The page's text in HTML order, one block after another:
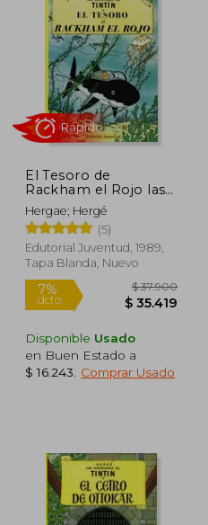
5%
dcto. $
Rápido
El Tesoro de
Rackham el Rojo las
Aventuras de Tintin
Encuadernado
Hergae; Hergé
(5)
Edutorial Juventud, 1989,
Tapa Blanda, Nuevo
Disponible Usado
en Buen Estado a
$ 16.243
Comprar Usado